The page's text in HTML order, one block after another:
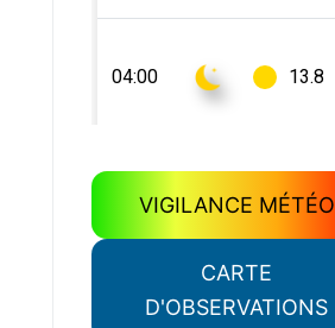
VIGILANCE MÉTÉO
CARTE
D'OBSERVATIONS